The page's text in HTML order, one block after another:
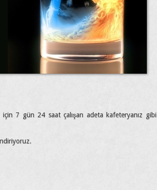
için 7 gün 24 saat çalışan adeta kafeteryanız gibi